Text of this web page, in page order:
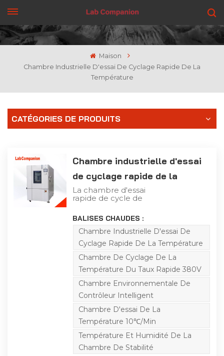
OBTENEZ UN DEVIS
Maison
Chambre Industrielle D'essai De Cyclage Rapide De La
Température
CATÉGORIES DE PRODUITS
Chambre industrielle d'essai
de cyclage rapide de la
température
La chambre d'essai
rapide de cycle de
chambre d'essai de
haute performance, qui
peut accélérer la
simulation des
changements de
température externes,
simulant les
changements dans
l'exposition du produit à
l'environnement externe
pendant plusieurs
années, voire plusieurs
décennies sur une
courte période, estimant
ainsi le service du
produit. la vie et
l'environnement, et
analyser les
BALISES CHAUDES :
Chambre Industrielle D'essai De
Cyclage Rapide De La Température
Chambre De Cyclage De La
Température Du Taux Rapide 380V
Chambre Environnementale De
Contrôleur Intelligent
Chambre D'essai De La
Température 10℃/min
Température Et Humidité De La
Chambre De Stabilité